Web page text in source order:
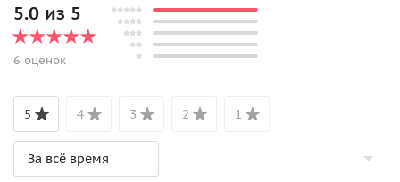
5.0 из 5
6 оценок
5 4 3 2 1